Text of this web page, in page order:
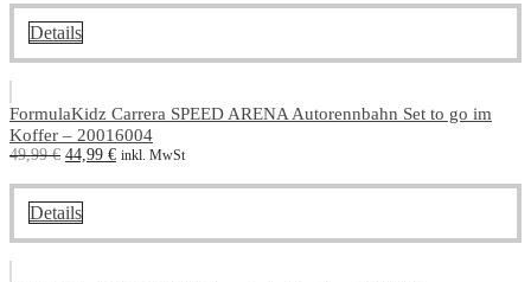
war:
36,99 €
ist:
Details
FormulaKidz Carrera SPEED ARENA Autorennbahn Set to go im
Koffer – 20016004
49,99€ Ursprünglicher
war:
49,99 €
44,99 €Aktueller
ist:
inkl. MwSt
Details